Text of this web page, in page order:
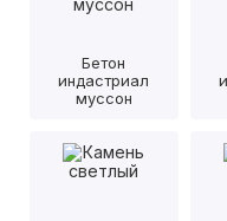
Бетон
индастриал
муссон